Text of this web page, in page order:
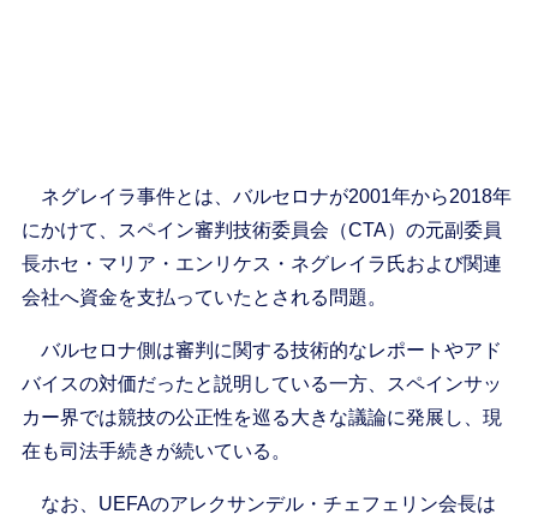
ネグレイラ事件とは、バルセロナが2001年から2018年
にかけて、スペイン審判技術委員会（CTA）の元副委員
長ホセ・マリア・エンリケス・ネグレイラ氏および関連
会社へ資金を支払っていたとされる問題。
バルセロナ側は審判に関する技術的なレポートやアド
バイスの対価だったと説明している一方、スペインサッ
カー界では競技の公正性を巡る大きな議論に発展し、現
在も司法手続きが続いている。
なお、UEFAのアレクサンデル・チェフェリン会長は